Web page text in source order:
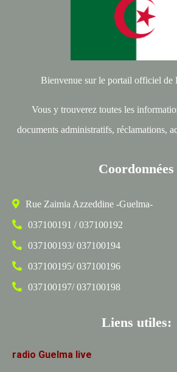
Bienvenue sur le portail officiel de
Vous y trouverez toutes les
documents administratifs, réclamations,
Coordonnées
Rue Zaimia Azzeddine -Guelma-
037100191 / 037100192
037100193/ 037100194
037100195/ 037100196
037100197/ 037100198
Liens utiles:
radio Guelma live